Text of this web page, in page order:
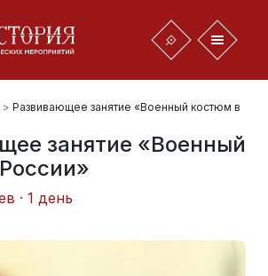
> Развивающее занятие «Военный костюм в
занятие «Военный
· 1 день